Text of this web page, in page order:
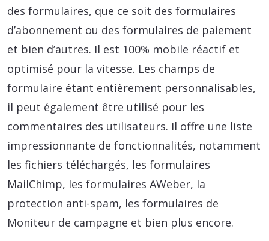
des formulaires, que ce soit des formulaires
d’abonnement ou des formulaires de paiement
et bien d’autres. Il est 100% mobile réactif et
optimisé pour la vitesse. Les champs de
formulaire étant entièrement personnalisables,
il peut également être utilisé pour les
commentaires des utilisateurs. Il offre une liste
impressionnante de fonctionnalités, notamment
les fichiers téléchargés, les formulaires
MailChimp, les formulaires AWeber, la
protection anti-spam, les formulaires de
Moniteur de campagne et bien plus encore.